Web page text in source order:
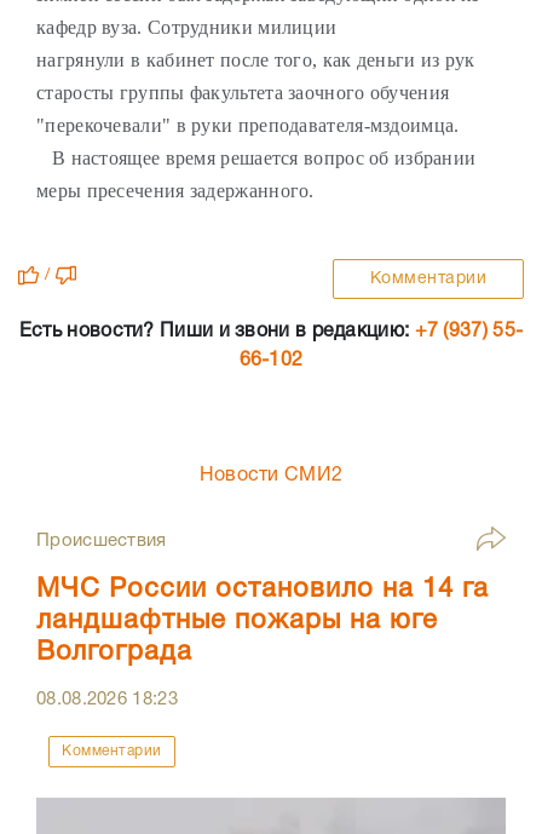
кафедр вуза. Сотрудники милиции
нагрянули в кабинет после того, как деньги из рук
старосты группы факультета заочного обучения
"перекочевали" в руки преподавателя-мздоимца.
В настоящее время решается вопрос об избрании
меры пресечения задержанного.
/ Комментарии
Есть новости? Пиши и звони в редакцию: +7 (937) 55-
66-102
Новости СМИ2
Происшествия
МЧС России остановило на 14 га
ландшафтные пожары на юге
Волгограда
08.08.2026 18:23
Комментарии